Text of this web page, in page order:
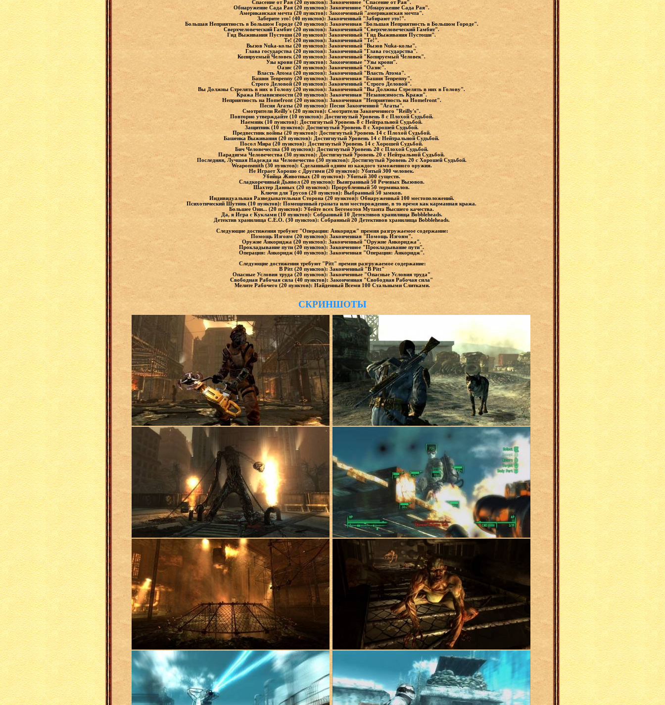
Спасение от Рая (20 пунктов): Законченное "Спасение от Рая".
Обнаружение Сада Рая (20 пунктов): Законченное "Обнаружение Сада Рая".
Американская мечта (20 пунктов): Законченный "американская мечта".
Заберите это! (40 пунктов): Законченный "Забирают это!".
Большая Неприятность в Большом Городе (20 пунктов): Законченная "Большая Неприятность в Большом Городе".
Сверхчеловеческий Гамбит (20 пунктов): Законченный "Сверхчеловеческий Гамбит".
Гид Выживания Пустоши (20 пунктов): Законченный "Гид Выживания Пустоши".
Те! (20 пунктов): Законченный "Те!".
Вызов Nuka-колы (20 пунктов): Законченный "Вызов Nuka-колы".
Глава государства (20 пунктов): Законченный "Глава государства".
Копируемый Человек (20 пунктов): Законченный "Копируемый Человек".
Узы крови (20 пунктов): Законченные "Узы крови".
Оазис (20 пунктов): Законченный "Оазис".
Власть Атома (20 пунктов): Законченный "Власть Атома".
Башня Tenpenny (20 пунктов): Законченная "Башня Tenpenny".
Строго Деловой (20 пунктов): Законченный "Строго Деловой".
Вы Должны Стрелять в них в Голову (20 пунктов): Законченный "Вы Должны Стрелять в них в Голову".
Кража Независимости (20 пунктов): Законченная "Независимость Кражи".
Неприятность на Homefront (20 пунктов): Законченная "Неприятность на Homefront".
Песня Агаты (20 пунктов): Песня Законченной "Агаты".
Смотрители Reilly's (20 пунктов): Смотрители Законченного "Reilly's".
Повторно утверждайте (10 пунктов): Достигнутый Уровень 8 с Плохой Судьбой.
Наемник (10 пунктов): Достигнутый Уровень 8 с Нейтральной Судьбой.
Защитник (10 пунктов): Достигнутый Уровень 8 с Хорошей Судьбой.
Предвестник войны (20 пунктов): Достигнутый Уровень 14 с Плохой Судьбой.
Башенка Выживания (20 пунктов): Достигнутый Уровень 14 с Нейтральной Судьбой.
Посол Мира (20 пунктов): Достигнутый Уровень 14 с Хорошей Судьбой.
Бич Человечества (30 пунктов): Достигнутый Уровень 20 с Плохой Судьбой.
Парадигма Человечества (30 пунктов): Достигнутый Уровень 20 с Нейтральной Судьбой.
Последняя, Лучшая Надежда на Человечество (30 пунктов): Достигнутый Уровень 20 с Хорошей Судьбой.
Weaponsmith (30 пунктов): Сделанный одним из каждого таможенного оружия.
Не Играет Хорошо с Другими (20 пунктов): Убитый 300 человек.
Убийца Животных (20 пунктов): Убитый 300 существ.
Сладкоречивый Дьявол (20 пунктов): Выигранный 50 Речевых Вызовов.
Шахтер Данных (20 пунктов): Прорубленный 50 терминалов.
Ключи для Трусов (20 пунктов): Выбранный 50 замков.
Индивидуальная Разведывательная Сторона (20 пунктов): Обнаруженный 100 местоположений.
Психотический Шутник (10 пунктов): Помещенный граната или месторождение, в то время как карманная кража.
Большее Они... (20 пунктов): Убейте всех Бегемотов Мутанта Высшего качества.
Да, я Игра с Куклами (10 пунктов): Собранный 10 Детективов хранилища Bobbleheads.
Детектив хранилища C.E.O. (30 пунктов): Собранный 20 Детективов хранилища Bobbleheads.
Следующие достижения требуют "Операции: Анкоридж" премия разгружаемое содержание:
Помощь Изгоям (20 пунктов): Законченная "Помощь Изгоям".
Оружие Анкориджа (20 пунктов): Законченный "Оружие Анкориджа".
Прокладывание пути (20 пунктов): Законченное "Прокладывание пути".
Операция: Анкоридж (40 пунктов): Законченная "Операция: Анкоридж".
Следующие достижения требуют "Pitt" премия разгружаемое содержание:
В Pitt (20 пунктов): Законченный "В Pitt"
Опасные Условия труда (20 пунктов): Законченные "Опасные Условия труда"
Свободная Рабочая сила (40 пунктов): Законченная "Свободная Рабочая сила"
Мелите Рабочего (20 пунктов): Найденный Всеми 100 Стальными Слитками.
СКРИНШОТЫ